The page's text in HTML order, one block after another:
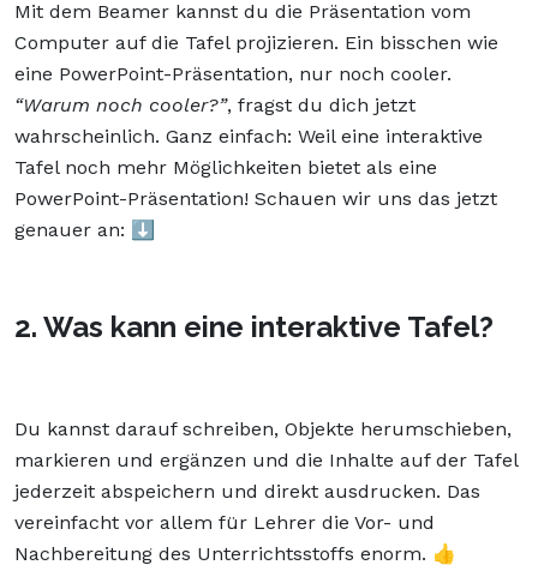
Mit dem Beamer kannst du die Präsentation vom
Computer auf die Tafel projizieren. Ein bisschen wie
eine PowerPoint-Präsentation, nur noch cooler.
“Warum noch cooler?”, fragst du dich jetzt
wahrscheinlich. Ganz einfach: Weil eine interaktive
Tafel noch mehr Möglichkeiten bietet als eine
PowerPoint-Präsentation! Schauen wir uns das jetzt
genauer an: ⬇️
2. Was kann eine interaktive Tafel?
Du kannst darauf schreiben, Objekte herumschieben,
markieren und ergänzen und die Inhalte auf der Tafel
jederzeit abspeichern und direkt ausdrucken. Das
vereinfacht vor allem für Lehrer die Vor- und
Nachbereitung des Unterrichtsstoffs enorm. 👍